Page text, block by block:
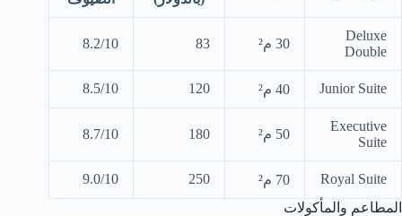
Deluxe
Double
30 م² 83
8.2/10
Junior Suite 40 م² 120
8.5/10
Executive
Suite
50 م² 180
8.7/10
Royal Suite 70 م² 250
9.0/10
المطاعم والمأكولات